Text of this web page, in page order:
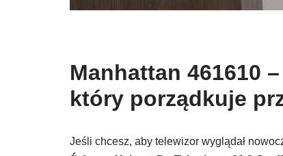
Manhattan 461610
który porządkuje
Jeśli chcesz, aby telewizor wyglądał